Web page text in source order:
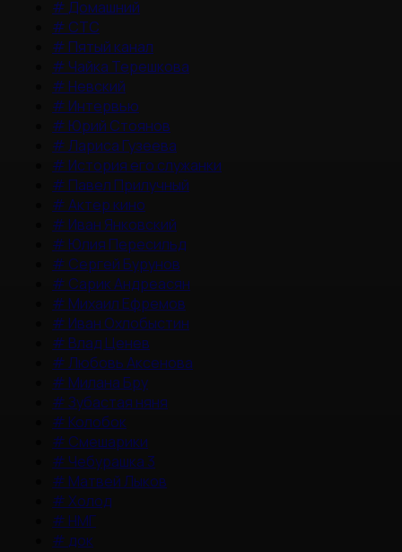
# Домашний
# СТС
# Пятый канал
# Чайка Терешкова
# Невский
# Интервью
# Юрий Стоянов
#Лариса Гузеева
# История его служанки
# Павел Прилучный
#Актер кино
# Иван Янковский
# Юлия Пересильд
# Сергей Бурунов
# Сарик Андреасян
# Михаил Ефремов
# Иван Охлобыстин
# Влад Ценев
#Любовь Аксенова
# Милана Бру
#Зубастая няня
# Колобок
# Смешарики
# Чебурашка 3
# Матвей Лыков
#Холод
# НМГ
# док